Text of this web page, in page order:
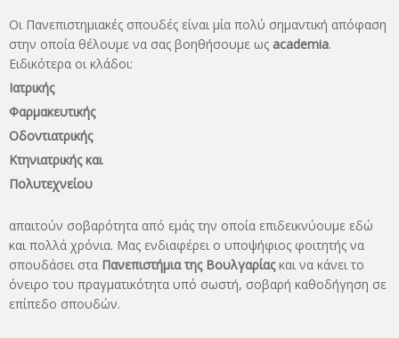
Οι Πανεπιστημιακές σπουδές είναι μία πολύ σημαντική απόφαση
στην οποία θέλουμε να σας βοηθήσουμε ως academia.
Ειδικότερα οι κλάδοι:
Ιατρικής
Φαρμακευτικής
Οδοντιατρικής
Κτηνιατρικής και
Πολυτεχνείου
απαιτούν σοβαρότητα από εμάς την οποία επιδεικνύουμε εδώ
και πολλά χρόνια. Μας ενδιαφέρει ο υποψήφιος φοιτητής να
σπουδάσει στα Πανεπιστήμια της Βουλγαρίαςκαι να κάνει το
όνειρo του πραγματικότητα υπό σωστή, σοβαρή καθοδήγηση σε
επίπεδο σπουδών.